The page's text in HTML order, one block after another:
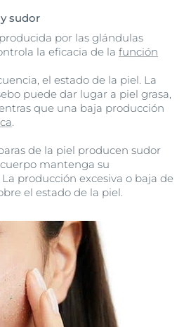
sudor
por las glándulas
la eficacia de la función
el estado de la piel. La
puede dar lugar a piel grasa,
que una baja producción
.
de la piel producen sudor
mantenga su
producción excesiva o baja de
el estado de la piel.